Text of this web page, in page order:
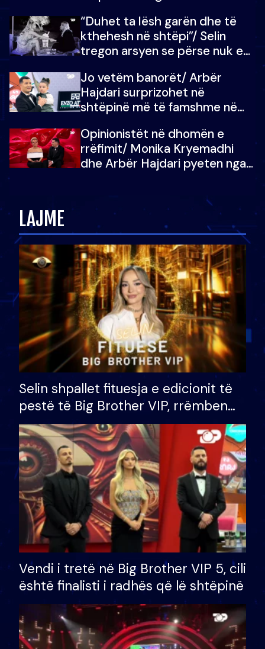
“Duhet ta lësh garën dhe të
kthehesh në shtëpi”/ Selin
tregon arsyen se përse nuk e
çoja luftën time deri në fund
Jo vetëm banorët/ Arbër
Hajdari surprizohet në
shtëpinë më të famshme në
vajzën e tij
Opinionistët në dhomën e
rrëfimit/ Monika Kryemadhi
dhe Arbër Hajdari pyeten nga
LAJME
Selin shpallet fituesja e edicionit të
pestë të Big Brother VIP, rrëmben
çmimin e madh prej 100 mijë eurosh
Vendi i tretë në Big Brother VIP 5, cili
është finalisti i radhës që lë shtëpinë